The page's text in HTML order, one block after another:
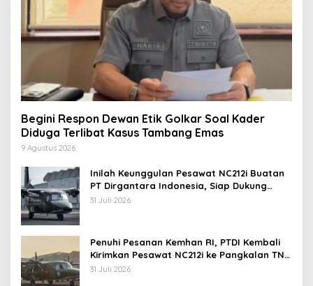
Begini Respon Dewan Etik Golkar Soal Kader
Diduga Terlibat Kasus Tambang Emas
9 Agustus 2026
Inilah Keunggulan Pesawat NC212i Buatan
PT Dirgantara Indonesia, Siap Dukung
Berbagai Operasi TNI
31 Juli 2026
Penuhi Pesanan Kemhan RI, PTDI Kembali
Kirimkan Pesawat NC212i ke Pangkalan TNI
AU
31 Juli 2026